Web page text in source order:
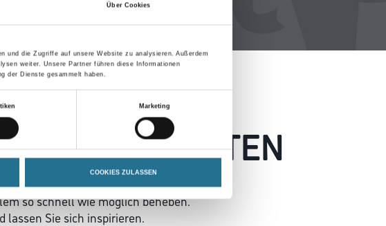
Über Cookies
und die Zugriffe auf unsere Website zu analysieren. Außerdem
weiter. Unsere Partner führen diese Informationen
der Dienste gesammelt haben.
Marketing
COOKIES ZULASSEN
AUFGETRETEN
so schnell wie möglich beheben.
lassen Sie sich inspirieren.